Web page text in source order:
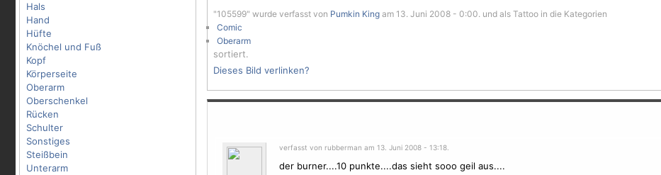
Hals
Hand
Hüfte
Knöchel und Fuß
Kopf
Körperseite
Oberarm
Oberschenkel
Rücken
Schulter
Sonstiges
Steißbein
Unterarm
"105599" wurde verfasst von Pumkin King am 13. Juni 2008 - 0:00. und als Tattoo in die Kategorien
Comic
Oberarm
sortiert.
Dieses Bild verlinken?
verfasst von rubberman am 13. Juni 2008 - 13:18.
der burner....10 punkte....das sieht sooo geil aus....